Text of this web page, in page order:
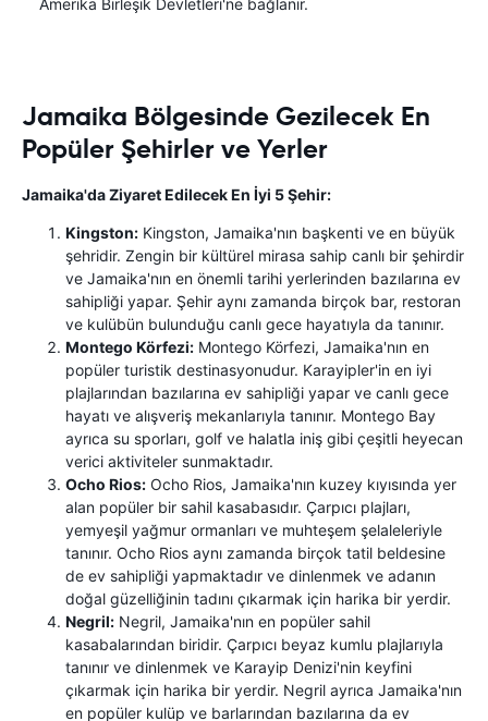
Amerika Birleşik Devletleri'ne bağlanır.
Jamaika Bölgesinde Gezilecek En
Popüler Şehirler ve Yerler
Jamaika'da Ziyaret Edilecek En İyi 5 Şehir:
Kingston: Kingston, Jamaika'nın başkenti ve en büyük
şehridir. Zengin bir kültürel mirasa sahip canlı bir şehirdir
ve Jamaika'nın en önemli tarihi yerlerinden bazılarına ev
sahipliği yapar. Şehir aynı zamanda birçok bar, restoran
ve kulübün bulunduğu canlı gece hayatıyla da tanınır.
Montego Körfezi: Montego Körfezi, Jamaika'nın en
popüler turistik destinasyonudur. Karayipler'in en iyi
plajlarından bazılarına ev sahipliği yapar ve canlı gece
hayatı ve alışveriş mekanlarıyla tanınır. Montego Bay
ayrıca su sporları, golf ve halatla iniş gibi çeşitli heyecan
verici aktiviteler sunmaktadır.
Ocho Rios: Ocho Rios, Jamaika'nın kuzey kıyısında yer
alan popüler bir sahil kasabasıdır. Çarpıcı plajları,
yemyeşil yağmur ormanları ve muhteşem şelaleleriyle
tanınır. Ocho Rios aynı zamanda birçok tatil beldesine
de ev sahipliği yapmaktadır ve dinlenmek ve adanın
doğal güzelliğinin tadını çıkarmak için harika bir yerdir.
Negril: Negril, Jamaika'nın en popüler sahil
kasabalarından biridir. Çarpıcı beyaz kumlu plajlarıyla
tanınır ve dinlenmek ve Karayip Denizi'nin keyfini
çıkarmak için harika bir yerdir. Negril ayrıca Jamaika'nın
en popüler kulüp ve barlarından bazılarına da ev